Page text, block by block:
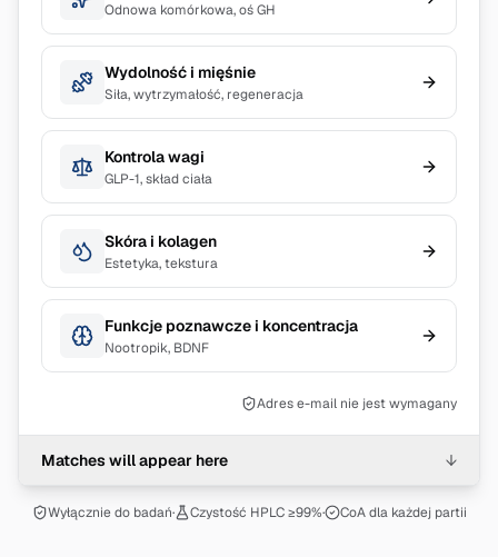
Odnowa komórkowa, oś GH
Wydolność i mięśnie
Siła, wytrzymałość, regeneracja
Kontrola wagi
GLP-1, skład ciała
Skóra i kolagen
Estetyka, tekstura
Funkcje poznawcze i koncentracja
Nootropik, BDNF
Adres e-mail nie jest wymagany
Matches will appear here ↓
Wyłącznie do badań· Czystość HPLC ≥99%· CoA dla każdej partii